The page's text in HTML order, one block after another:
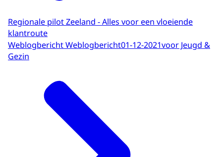
Regionale pilot Zeeland - Alles voor een vloeiende
klantroute
Weblogbericht Weblogbericht01-12-2021voor Jeugd &
Gezin